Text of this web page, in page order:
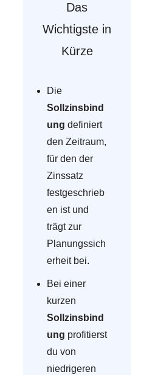
Das
Wichtigste in
Kürze
Die
Sollzinsbind
ung definiert
den Zeitraum,
für den der
Zinssatz
festgeschrieb
en ist und
trägt zur
Planungssich
erheit bei.
Bei einer
kurzen
Sollzinsbind
ung profitierst
du von
niedrigeren